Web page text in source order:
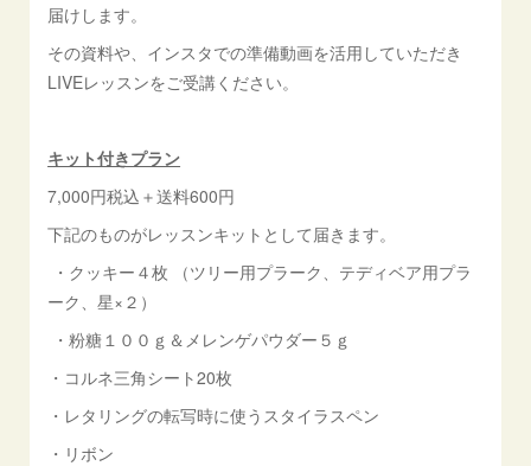
届けします。
その資料や、インスタでの準備動画を活用していただき
LIVEレッスンをご受講ください。
キット付きプラン
7,000円税込＋送料600円
下記のものがレッスンキットとして届きます。
・クッキー４枚 （ツリー用プラーク、テディベア用プラ
ーク、星×２）
・粉糖１００ｇ＆メレンゲパウダー５ｇ
・コルネ三角シート20枚
・レタリングの転写時に使うスタイラスペン
・リボン